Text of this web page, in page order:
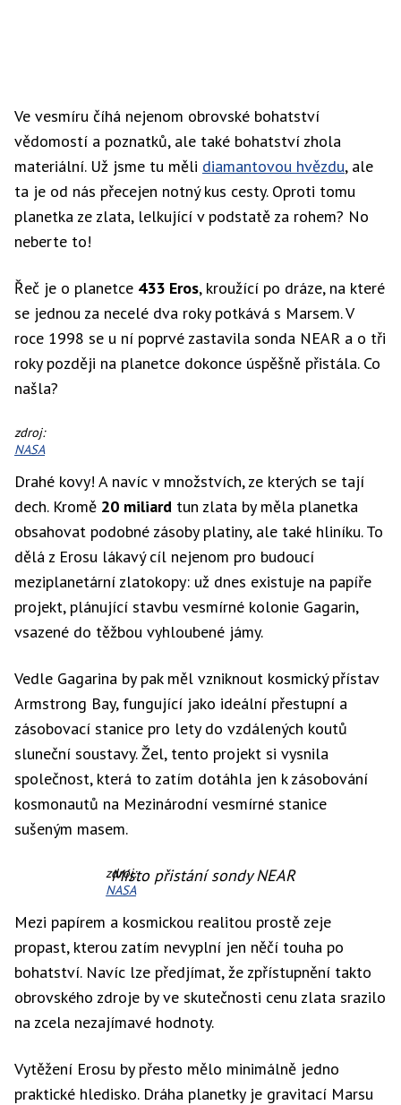
Ve vesmíru číhá nejenom obrovské bohatství
vědomostí a poznatků, ale také bohatství zhola
materiální. Už jsme tu měli diamantovou hvězdu, ale
ta je od nás přecejen notný kus cesty. Oproti tomu
planetka ze zlata, lelkující v podstatě za rohem? No
neberte to!
Řeč je o planetce 433 Eros, kroužící po dráze, na které
se jednou za necelé dva roky potkává s Marsem. V
roce 1998 se u ní poprvé zastavila sonda NEAR a o tři
roky později na planetce dokonce úspěšně přistála. Co
našla?
zdroj:
NASA
Drahé kovy! A navíc v množstvích, ze kterých se tají
dech. Kromě 20 miliard tun zlata by měla planetka
obsahovat podobné zásoby platiny, ale také hliníku. To
dělá z Erosu lákavý cíl nejenom pro budoucí
meziplanetární zlatokopy: už dnes existuje na papíře
projekt, plánující stavbu vesmírné kolonie Gagarin,
vsazené do těžbou vyhloubené jámy.
Vedle Gagarina by pak měl vzniknout kosmický přístav
Armstrong Bay, fungující jako ideální přestupní a
zásobovací stanice pro lety do vzdálených koutů
sluneční soustavy. Žel, tento projekt si vysnila
společnost, která to zatím dotáhla jen k zásobování
kosmonautů na Mezinárodní vesmírné stanice
sušeným masem.
zdroj:
NASA
Místo přistání sondy NEAR
Mezi papírem a kosmickou realitou prostě zeje
propast, kterou zatím nevyplní jen něčí touha po
bohatství. Navíc lze předjímat, že zpřístupnění takto
obrovského zdroje by ve skutečnosti cenu zlata srazilo
na zcela nezajímavé hodnoty.
Vytěžení Erosu by přesto mělo minimálně jedno
praktické hledisko. Dráha planetky je gravitací Marsu